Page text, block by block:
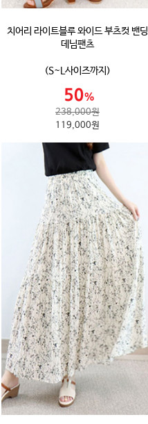
치어리 라이트블루 와이드 부츠컷 밴딩
데님팬츠
(S~L사이즈까지)
238,000원
119,000원